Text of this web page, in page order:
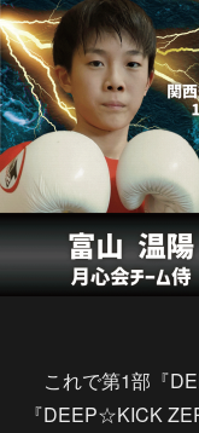
これで第1部『
『DEEP☆KICK